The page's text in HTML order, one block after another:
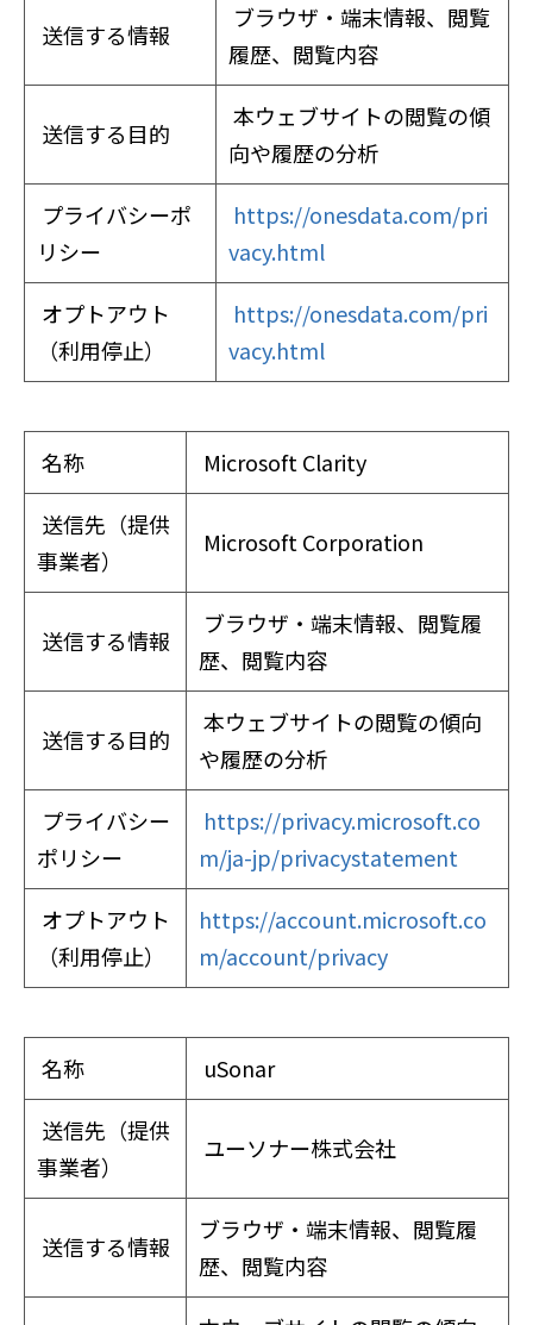
送信する情報
ブラウザ・端末情報、閲覧
履歴、閲覧内容
送信する目的
本ウェブサイトの閲覧の傾
向や履歴の分析
プライバシーポ
リシー
https://onesdata.com/pri
vacy.html
オプトアウト
（利用停止）
https://onesdata.com/pri
vacy.html
名称
Microsoft Clarity
送信先（提供
事業者）
Microsoft Corporation
送信する情報
ブラウザ・端末情報、閲覧履
歴、閲覧内容
送信する目的
本ウェブサイトの閲覧の傾向
や履歴の分析
プライバシー
ポリシー
https://privacy.microsoft.co
m/ja-jp/privacystatement
オプトアウト
（利用停止）
https://account.microsoft.co
m/account/privacy
名称
uSonar
送信先（提供
事業者）
ユーソナー株式会社
送信する情報
ブラウザ・端末情報、閲覧履
歴、閲覧内容